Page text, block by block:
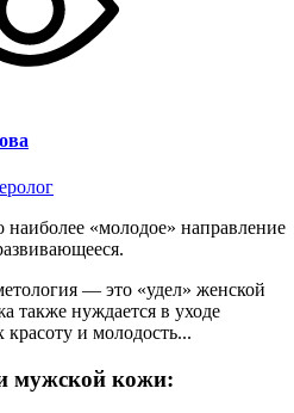
«молодое» направление
— это «удел» женской
также нуждается в уходе
и молодость...
мужской кожи: